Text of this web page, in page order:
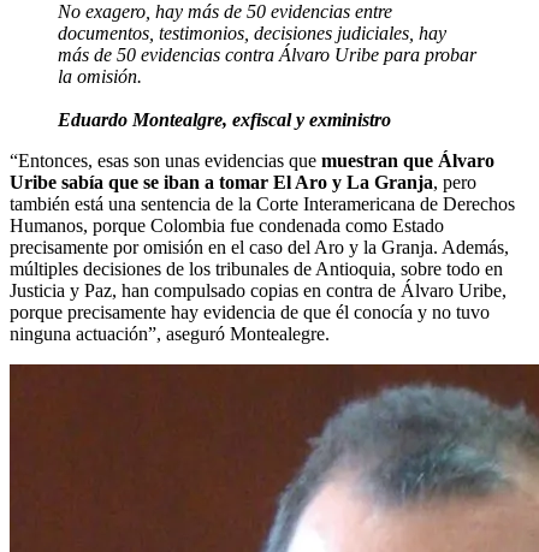
No exagero, hay más de 50 evidencias entre
documentos, testimonios, decisiones judiciales, hay
más de 50 evidencias contra Álvaro Uribe para probar
la omisión.
Eduardo Montealgre, exfiscal y exministro
“Entonces, esas son unas evidencias que muestran que Álvaro
Uribe sabía que se iban a tomar El Aro y La Granja, pero
también está una sentencia de la Corte Interamericana de Derechos
Humanos, porque Colombia fue condenada como Estado
precisamente por omisión en el caso del Aro y la Granja. Además,
múltiples decisiones de los tribunales de Antioquia, sobre todo en
Justicia y Paz, han compulsado copias en contra de Álvaro Uribe,
porque precisamente hay evidencia de que él conocía y no tuvo
ninguna actuación”, aseguró Montealegre.